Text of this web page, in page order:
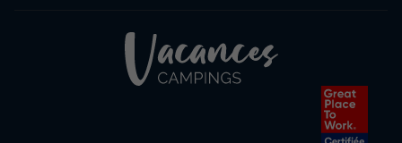
MOBILHOME 6 personnes - Privilège 3
chambres - climatisation - TV - 32m² -